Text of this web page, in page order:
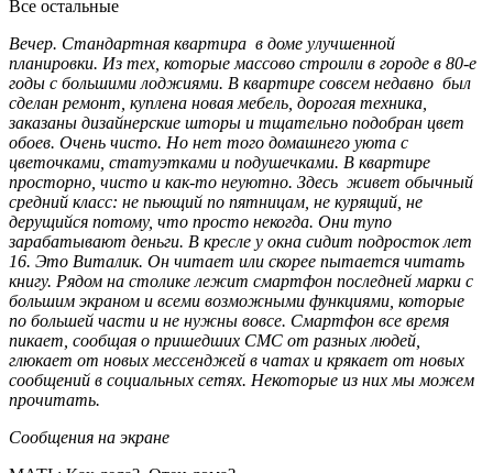
Все остальные
Вечер. Стандартная квартира в доме улучшенной
планировки. Из тех, которые массово строили в городе в 80-е
годы с большими лоджиями. В квартире совсем недавно был
сделан ремонт, куплена новая мебель, дорогая техника,
заказаны дизайнерские шторы и тщательно подобран цвет
обоев. Очень чисто. Но нет того домашнего уюта с
цветочками, статуэтками и подушечками. В квартире
просторно, чисто и как-то неуютно. Здесь живет обычный
средний класс: не пьющий по пятницам, не курящий, не
дерущийся потому, что просто некогда. Они тупо
зарабатывают деньги. В кресле у окна сидит подросток лет
16. Это Виталик. Он читает или скорее пытается читать
книгу. Рядом на столике лежит смартфон последней марки с
большим экраном и всеми возможными функциями, которые
по большей части и не нужны вовсе. Смартфон все время
пикает, сообщая о пришедших СМС от разных людей,
глюкает от новых мессенджей в чатах и крякает от новых
сообщений в социальных сетях. Некоторые из них мы можем
прочитать.
Сообщения на экране